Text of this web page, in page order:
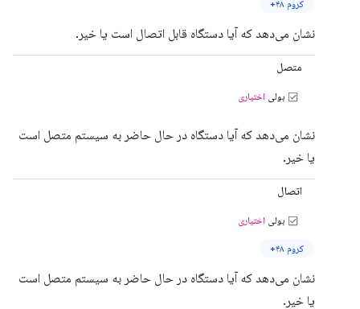
کروم ۴۸+
نشان می‌دهد که آیا دستگاه قابل اتصال است یا خیر.
متصل
بولی اختیاری
نشان می‌دهد که آیا دستگاه در حال حاضر به سیستم متصل است
یا خیر.
اتصال
بولی اختیاری
کروم ۴۸+
نشان می‌دهد که آیا دستگاه در حال حاضر به سیستم متصل است
یا خیر.